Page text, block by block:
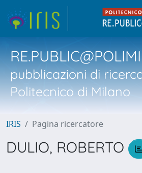
RE.PUBLIC@POLIMI
pubblicazioni di
Politecnico di Milano
IRIS Pagina ricercatore
DULIO, ROBERTO